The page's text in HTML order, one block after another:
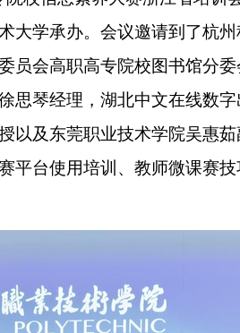
大学承办。会议邀请到了杭
员会高职高专院校图书馆分
思琴经理，湖北中文在线数
以及东莞职业技术学院吴惠
平台使用培训、教师微课赛